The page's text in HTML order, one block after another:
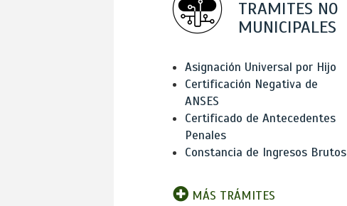
TRAMITES NO
MUNICIPALES
Asignación Universal por Hijo
Certificación Negativa de
ANSES
Certificado de Antecedentes
Penales
Constancia de Ingresos Brutos
MÁS TRÁMITES